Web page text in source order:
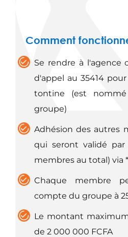
Comment
Se rendre à l'agence
d'appel au 35414
tontine (est
groupe)
Adhésion des autres
qui seront validé par
membres au total) via
Chaque membre
compte du groupe à
Le montant
de 2 000 000 FCFA